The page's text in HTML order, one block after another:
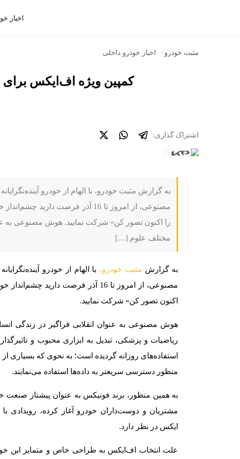
اخبار
مثبت خودرو> اخبار خودرو داخلی
کمپین ویژه اف‌ایکس برای
اشتراک گذاری:
به گزارش مثبت خودرو، با الهام از خودرو
مصنوعی، از امروز تا 16 آذر فرصت
را اکنون تصور کن» شرکت نمایید. هوش مصنوعی به
مختلف علوم […]
به گزارش مثبت خودرو، با الهام از خودرو
مصنوعی، از امروز تا 16 آذر فرصت
اکنون تصور کن» شرکت نمایید.
هوش مصنوعی به عنوان انقلابی فراگیر در زندگی
ریاضیات و پزشکی، تبدیل به ابزاری محبوب و
استفاده‌های روزانه گردیده است؛ به نحوی که بسیاری از
منظور دسترسی سریعتر به داده‌ها استفاده می‌نمایند.
به همین منظور، برند فونیکس به عنوان پیشتاز صنعت
مشتریان و دوست‌داران خودرو آغاز کرده، رویدادی
ایکس در نظر دارد.
علت انتخاب اف‌ایکس به طراحی خاص و متمایز این